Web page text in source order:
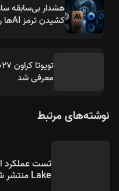
هشدار بی‌سابقه
کشیدن ترمز AIها رسیده است؟
معرفی شد
نوشته‌های مرتبط
Lake منتشر شد، وضعیت خوب 4x MFG اینتل